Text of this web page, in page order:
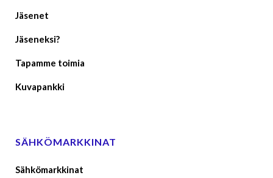
Jäsenet
Jäseneksi?
Tapamme toimia
Kuvapankki
SÄHKÖMARKKINAT
Sähkömarkkinat